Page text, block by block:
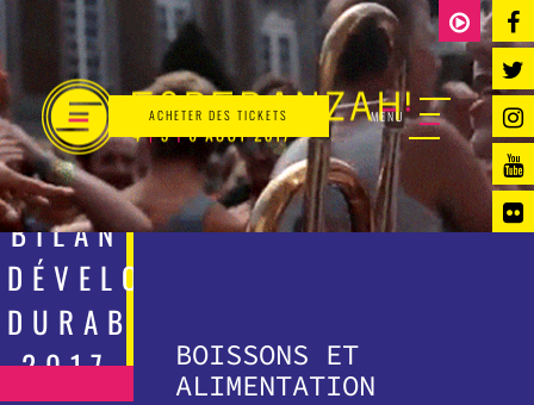
MENU
ACHETER DES TICKETS
BILAN
DÉVELOPPEMENT
DURABLE
2017
BOISSONS ET
ALIMENTATION